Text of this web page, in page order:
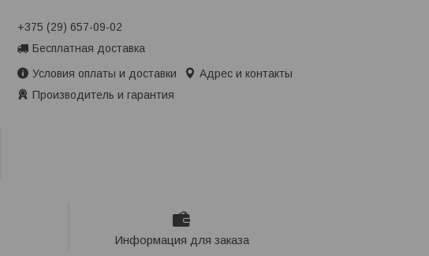
+375 (29) 657-09-02
Бесплатная доставка
Условия оплаты и доставки
Адрес и контакты
Производитель и гарантия
Информация для заказа